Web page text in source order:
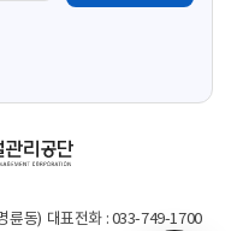
륜동) 대표전화 : 033-749-1700